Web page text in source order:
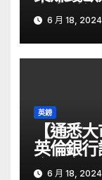
自由財經
6 月 18, 2024
英鎊
【通悉
英倫銀
金留意 –
6 月 18, 2024